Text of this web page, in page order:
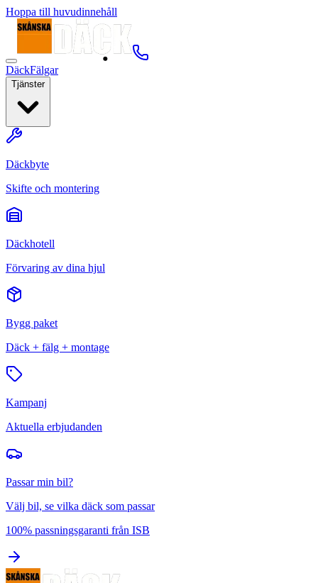
Hoppa till huvudinnehåll
DäckFälgar
Tjänster
Däckbyte
Skifte och montering
Däckhotell
Förvaring av dina hjul
Bygg paket
Däck + fälg + montage
Kampanj
Aktuella erbjudanden
Passar min bil?
Välj bil, se vilka däck som passar
100% passningsgaranti från ISB